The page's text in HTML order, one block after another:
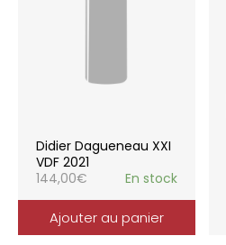
Didier Dagueneau XXI
VDF 2021
144,00€ En stock
Ajouter au panier